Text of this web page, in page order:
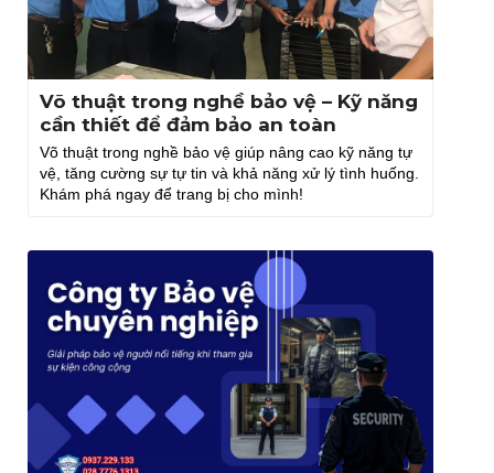
Võ thuật trong nghề bảo vệ – Kỹ năng
cần thiết để đảm bảo an toàn
Võ thuật trong nghề bảo vệ giúp nâng cao kỹ năng tự
vệ, tăng cường sự tự tin và khả năng xử lý tình huống.
Khám phá ngay để trang bị cho mình!